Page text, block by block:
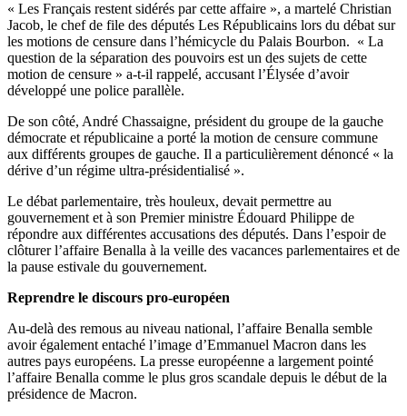
« Les Français restent sidérés par cette affaire », a martelé Christian
Jacob, le chef de file des députés Les Républicains lors du débat sur
les motions de censure dans l’hémicycle du Palais Bourbon. « La
question de la séparation des pouvoirs est un des sujets de cette
motion de censure » a-t-il rappelé, accusant l’Élysée d’avoir
développé une police parallèle.
De son côté, André Chassaigne, président du groupe de la gauche
démocrate et républicaine a porté la motion de censure commune
aux différents groupes de gauche. Il a particulièrement dénoncé « la
dérive d’un régime ultra-présidentialisé ».
Le débat parlementaire, très houleux, devait permettre au
gouvernement et à son Premier ministre Édouard Philippe de
répondre aux différentes accusations des députés. Dans l’espoir de
clôturer l’affaire Benalla à la veille des vacances parlementaires et de
la pause estivale du gouvernement.
Reprendre le discours pro-européen
Au-delà des remous au niveau national, l’affaire Benalla semble
avoir également entaché l’image d’Emmanuel Macron dans les
autres pays européens. La presse européenne a largement pointé
l’affaire Benalla comme le plus gros scandale depuis le début de la
présidence de Macron.